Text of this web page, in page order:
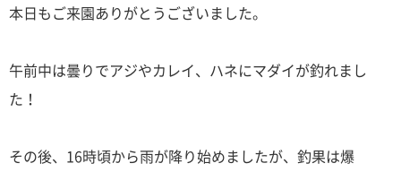
本日もご来園ありがとうございました。
午前中は曇りでアジやカレイ、ハネにマダイが釣れまし
た！
その後、16時頃から雨が降り始めましたが、釣果は爆